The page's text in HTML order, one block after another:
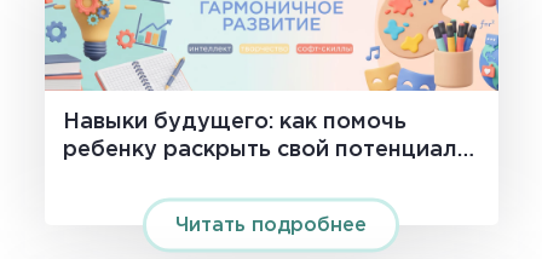
Навыки будущего: как помочь
ребенку раскрыть свой потенциал
Читать подробнее